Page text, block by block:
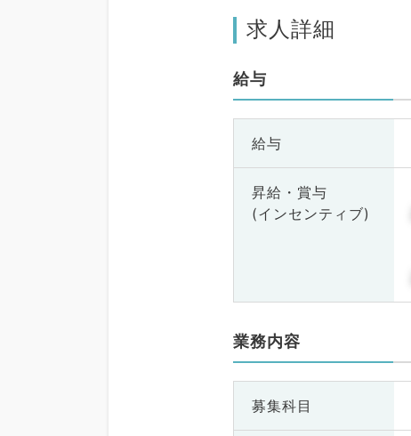
求人詳細
給与
給与
昇給・賞与
(インセンティブ)
業務内容
募集科目